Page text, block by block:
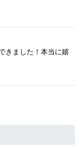
きました！本当に嬉